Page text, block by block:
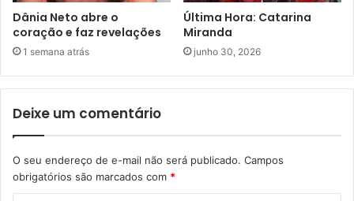
Dânia Neto abre o
coração e faz revelações
1 semana atrás
Última Hora: Catarina
Miranda
junho 30, 2026
Deixe um comentário
O seu endereço de e-mail não será publicado. Campos
obrigatórios são marcados com *